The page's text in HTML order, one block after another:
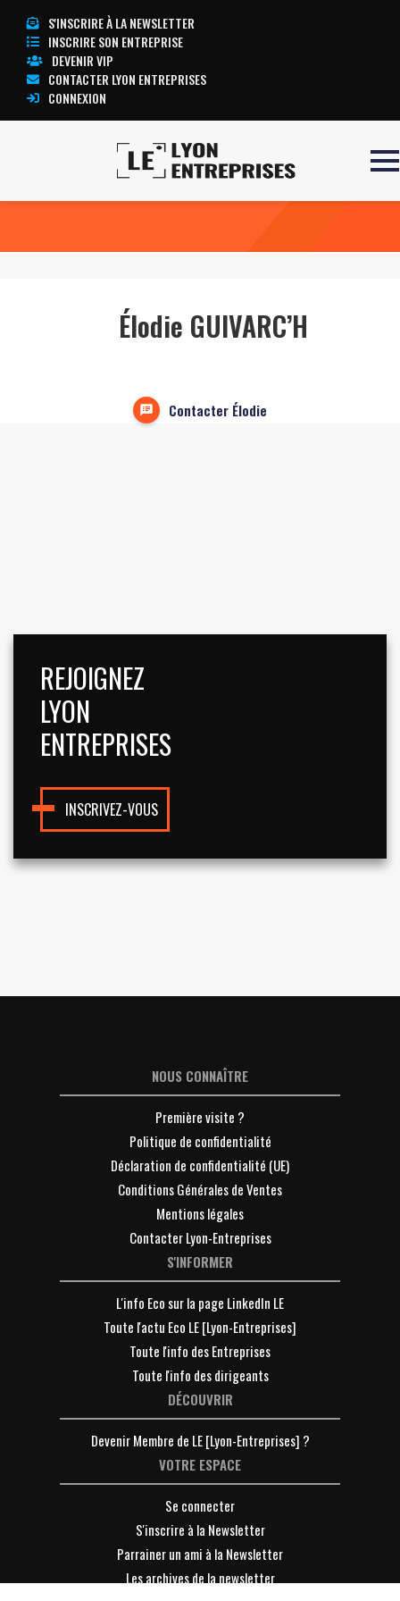
S'INSCRIRE À LA NEWSLETTER
INSCRIRE SON ENTREPRISE
DEVENIR VIP
CONTACTER LYON ENTREPRISES
CONNEXION
Élodie GUIVARC’H
Contacter Élodie
REJOIGNEZ
LYON
ENTREPRISES
INSCRIVEZ-VOUS
NOUS CONNAÎTRE
Première visite ?
Politique de confidentialité
Déclaration de confidentialité (UE)
Conditions Générales de Ventes
Mentions légales
Contacter Lyon-Entreprises
S'INFORMER
L'info Eco sur la page LinkedIn LE
Toute l'actu Eco LE [Lyon-Entreprises]
Toute l'info des Entreprises
Toute l'info des dirigeants
DÉCOUVRIR
Devenir Membre de LE [Lyon-Entreprises] ?
VOTRE ESPACE
Se connecter
S'inscrire à la Newsletter
Parrainer un ami à la Newsletter
Les archives de la newsletter